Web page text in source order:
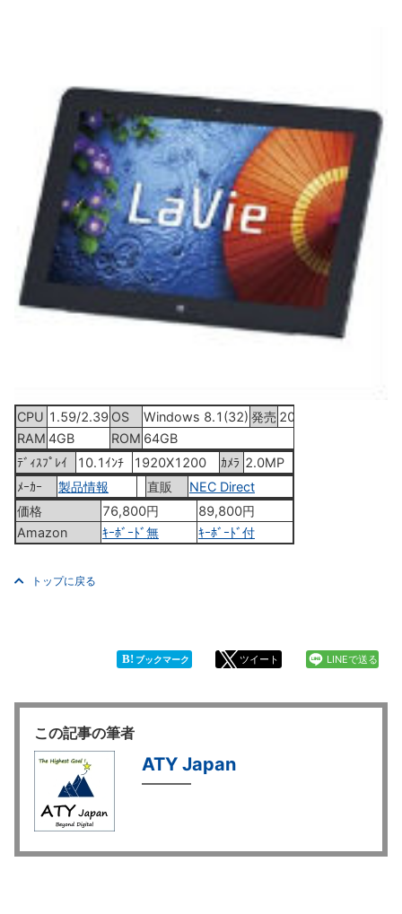
CPU 1.59/2.39 OS Windows 8.1(32) 発売 2014年6月26日
RAM 4GB ROM 64GB
ﾃﾞｨｽﾌﾟﾚｲ
10.1ｲﾝﾁ 1920X1200 ｶﾒﾗ 2.0MP
ﾒｰｶｰ
製品情報 直販
NEC Direct
価格
76,800円
89,800円
Amazon
ｷｰﾎﾞｰﾄﾞ無 ｷｰﾎﾞｰﾄﾞ付
トップに戻る
B! ブックマーク ツイート LINEで送る
この記事の筆者
ATY Japan